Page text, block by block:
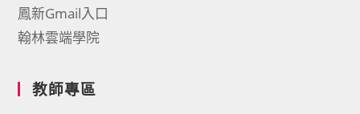
鳳新Gmail入口
翰林雲端學院
教師專區